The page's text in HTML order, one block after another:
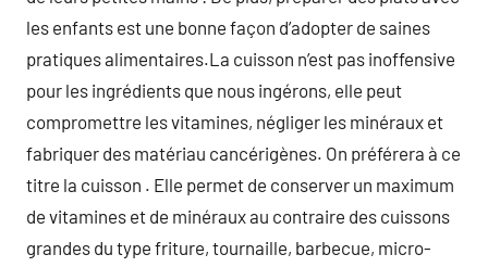
les enfants est une bonne façon d’adopter de saines
pratiques alimentaires.La cuisson n’est pas inoffensive
pour les ingrédients que nous ingérons, elle peut
compromettre les vitamines, négliger les minéraux et
fabriquer des matériau cancérigènes. On préférera à ce
titre la cuisson . Elle permet de conserver un maximum
de vitamines et de minéraux au contraire des cuissons
grandes du type friture, tournaille, barbecue, micro-